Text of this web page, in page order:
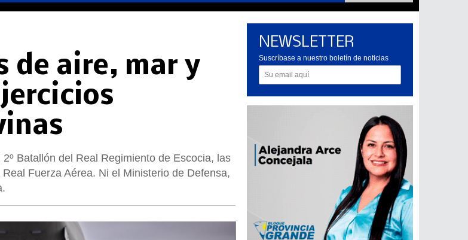
de aire, mar y
Batallón del Real Regimiento de Escocia, las
Fuerza Aérea. Ni el Ministerio de Defensa,
NEWSLETTER
Suscríbase a nuestro boletín de noticias